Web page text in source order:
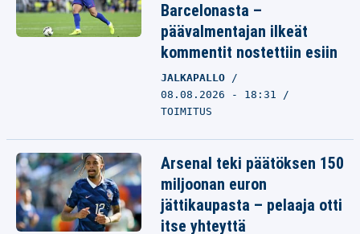
Barcelonasta –
päävalmentajan ilkeät
kommentit nostettiin esiin
JALKAPALLO
08.08.2026 - 18:31
TOIMITUS
Arsenal teki päätöksen 150
miljoonan euron
jättikaupasta – pelaaja otti
itse yhteyttä